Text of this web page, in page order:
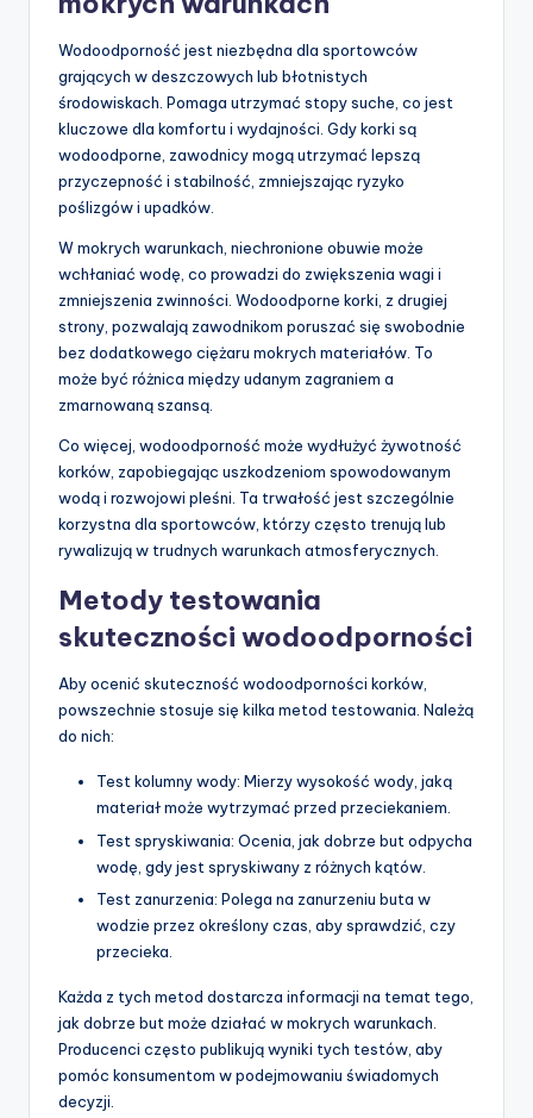
Wodoodporność jest niezbędna dla sportowców
grających w deszczowych lub błotnistych
środowiskach. Pomaga utrzymać stopy suche, co jest
kluczowe dla komfortu i wydajności. Gdy korki są
wodoodporne, zawodnicy mogą utrzymać lepszą
przyczepność i stabilność, zmniejszając ryzyko
poślizgów i upadków.
W mokrych warunkach, niechronione obuwie może
wchłaniać wodę, co prowadzi do zwiększenia wagi i
zmniejszenia zwinności. Wodoodporne korki, z drugiej
strony, pozwalają zawodnikom poruszać się swobodnie
bez dodatkowego ciężaru mokrych materiałów. To
może być różnica między udanym zagraniem a
zmarnowaną szansą.
Co więcej, wodoodporność może wydłużyć żywotność
korków, zapobiegając uszkodzeniom spowodowanym
wodą i rozwojowi pleśni. Ta trwałość jest szczególnie
korzystna dla sportowców, którzy często trenują lub
rywalizują w trudnych warunkach atmosferycznych.
Metody testowania
skuteczności wodoodporności
Aby ocenić skuteczność wodoodporności korków,
powszechnie stosuje się kilka metod testowania. Należą
do nich:
Test kolumny wody: Mierzy wysokość wody, jaką
materiał może wytrzymać przed przeciekaniem.
Test spryskiwania: Ocenia, jak dobrze but odpycha
wodę, gdy jest spryskiwany z różnych kątów.
Test zanurzenia: Polega na zanurzeniu buta w
wodzie przez określony czas, aby sprawdzić, czy
przecieka.
Każda z tych metod dostarcza informacji na temat tego,
jak dobrze but może działać w mokrych warunkach.
Producenci często publikują wyniki tych testów, aby
pomóc konsumentom w podejmowaniu świadomych
decyzji.